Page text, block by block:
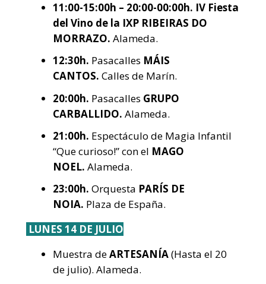
11:00-15:00h – 20:00-00:00h. IV Fiesta
del Vino de la IXP RIBEIRAS DO
MORRAZO. Alameda.
12:30h. Pasacalles MÁIS
CANTOS. Calles de Marín.
20:00h. Pasacalles GRUPO
CARBALLIDO. Alameda.
21:00h. Espectáculo de Magia Infantil
“Que curioso!” con el MAGO
NOEL. Alameda.
23:00h. Orquesta PARÍS DE
NOIA. Plaza de España.
LUNES 14 DE JULIO
Muestra deARTESANÍA(Hasta el 20
de julio). Alameda.